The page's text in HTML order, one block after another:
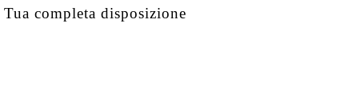
completa disposizione